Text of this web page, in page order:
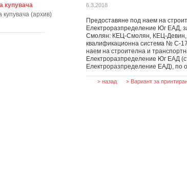
6.3.2018
Предоставяне под наем на
Електроразпределение Юг ЕАД,
Смолян: КЕЦ-Смолян, КЕЦ-
квалификационна система № С-
наем на строителна и
Електроразпределение Юг ЕАД
Електроразпределение ЕАД), по
> назад > Вариант за
купувача
(архив)